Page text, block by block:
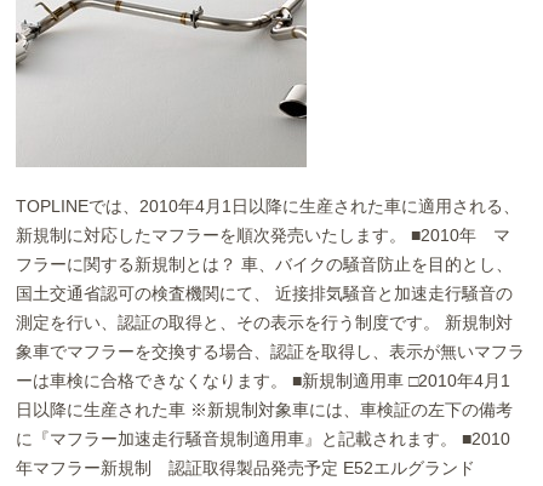
お問い合わせ
TOPLINEでは、2010年4月1日以降に生産された車に適用される、
新規制に対応したマフラーを順次発売いたします。 ■2010年 マ
フラーに関する新規制とは？ 車、バイクの騒音防止を目的とし、
国土交通省認可の検査機関にて、 近接排気騒音と加速走行騒音の
測定を行い、認証の取得と、その表示を行う制度です。 新規制対
象車でマフラーを交換する場合、認証を取得し、表示が無いマフラ
ーは車検に合格できなくなります。 ■新規制適用車 □2010年4月1
日以降に生産された車 ※新規制対象車には、車検証の左下の備考
に『マフラー加速走行騒音規制適用車』と記載されます。 ■2010
年マフラー新規制 認証取得製品発売予定 E52エルグランド